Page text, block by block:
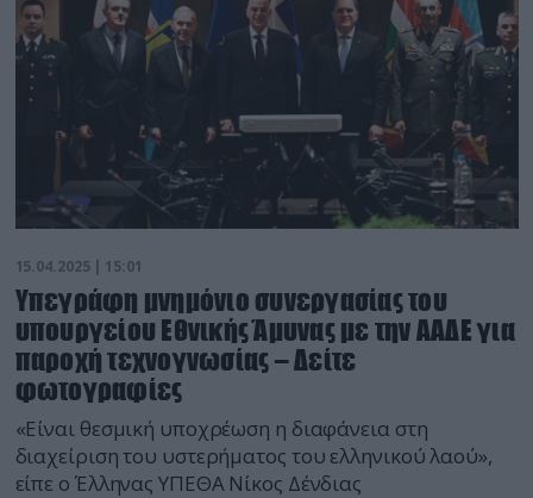
15.04.2025 | 15:01
Υπεγράφη μνημόνιο συνεργασίας του
υπουργείου Εθνικής Άμυνας με την ΑΑΔΕ για
παροχή τεχνογνωσίας – Δείτε
φωτογραφίες
«Είναι θεσμική υποχρέωση η διαφάνεια στη
διαχείριση του υστερήματος του ελληνικού λαού»,
είπε ο Έλληνας ΥΠΕΘΑ Νίκος Δένδιας